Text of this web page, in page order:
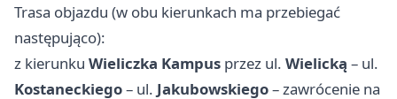
Trasa objazdu (w obu kierunkach ma przebiegać
następująco):
z kierunku Wieliczka Kampus przez ul. Wielicką – ul.
Kostaneckiego– ul. Jakubowskiego– zawrócenie na